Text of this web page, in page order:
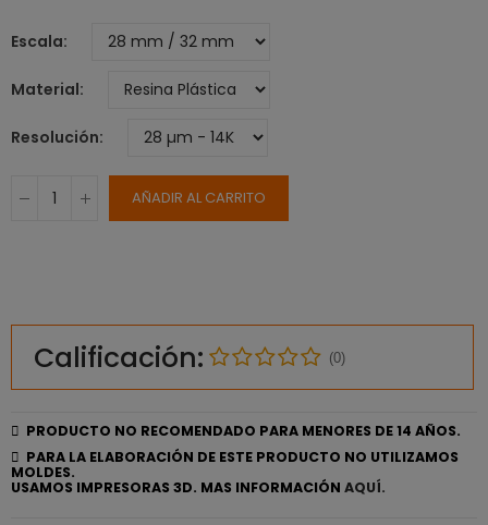
Escala
Material
Resolución
AÑADIR AL CARRITO
Calificación: (0)
PRODUCTO NO RECOMENDADO PARA MENORES DE 14 AÑOS.
PARA LA ELABORACIÓN DE ESTE PRODUCTO NO UTILIZAMOS
MOLDES.
USAMOS IMPRESORAS 3D. MAS INFORMACIÓN AQUÍ.